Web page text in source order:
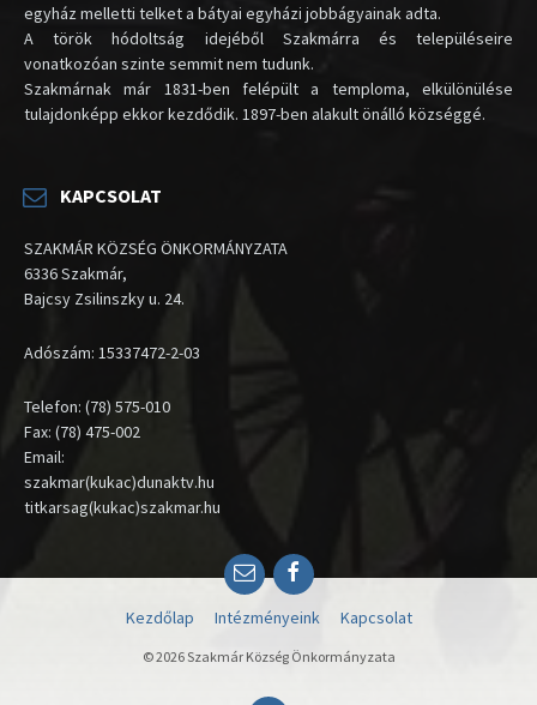
egyház melletti telket a bátyai egyházi jobbágyainak adta.
A török hódoltság idejéből Szakmárra és településeire
vonatkozóan szinte semmit nem tudunk.
Szakmárnak már 1831-ben felépült a temploma, elkülönülése
tulajdonképp ekkor kezdődik. 1897-ben alakult önálló községgé.
KAPCSOLAT
SZAKMÁR KÖZSÉG ÖNKORMÁNYZATA
6336 Szakmár,
Bajcsy Zsilinszky u. 24.
Adószám: 15337472-2-03
Telefon: (78) 575-010
Fax: (78) 475-002
Email:
szakmar(kukac)dunaktv.hu
titkarsag(kukac)szakmar.hu
EmailFacebook
Kezdőlap Intézményeink Kapcsolat
© 2026 Szakmár Község Önkormányzata